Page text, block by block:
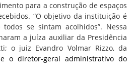
para a construção de espaços
“O objetivo da instituição é
se sintam acolhidos”. Nessa
a juíza auxiliar da Presidência
o juiz Evandro Volmar Rizzo, da
e o diretor-geral administrativo do